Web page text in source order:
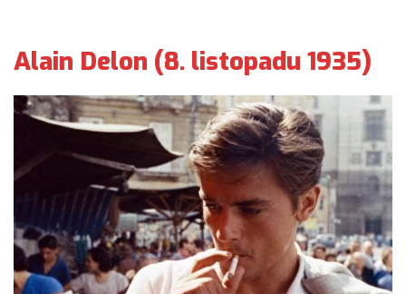
Alain Delon (8. listopadu 1935)